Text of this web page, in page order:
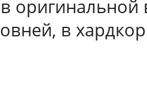
в
в